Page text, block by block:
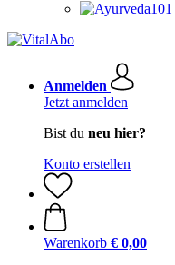
Anmelden
Jetzt anmelden
Bist du neu hier?
Konto erstellen
Warenkorb € 0,00